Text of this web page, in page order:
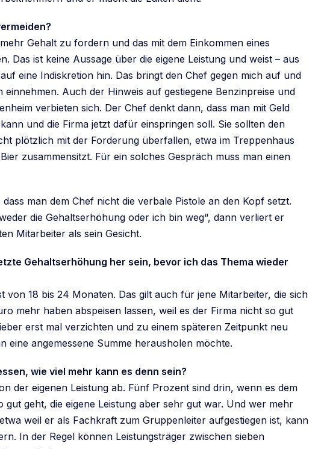
Gehalt zu fordern und das mit dem Einkommen eines
Das ist keine Aussage über die eigene Leistung und weist – aus
eine Indiskretion hin. Das bringt den Chef gegen mich auf und
Auch der Hinweis auf gestiegene Benzinpreise und
verbieten sich. Der Chef denkt dann, dass man mit Geld
und die Firma jetzt dafür einspringen soll. Sie sollten den
plötzlich mit der Forderung überfallen, etwa im Treppenhaus
zusammensitzt. Für ein solches Gespräch muss man einen
man dem Chef nicht die verbale Pistole an den Kopf setzt.
die Gehaltserhöhung oder ich bin weg“, dann verliert er
Mitarbeiter als sein Gesicht.
Gehaltserhöhung her sein, bevor ich das Thema wieder
von 18 bis 24 Monaten. Das gilt auch für jene Mitarbeiter, die sich
mehr haben abspeisen lassen, weil es der Firma nicht so gut
erst mal verzichten und zu einem späteren Zeitpunkt neu
eine angemessene Summe herausholen möchte.
wie viel mehr kann es denn sein?
der eigenen Leistung ab. Fünf Prozent sind drin, wenn es dem
gut geht, die eigene Leistung aber sehr gut war. Und wer mehr
weil er als Fachkraft zum Gruppenleiter aufgestiegen ist, kann
In der Regel können Leistungsträger zwischen sieben